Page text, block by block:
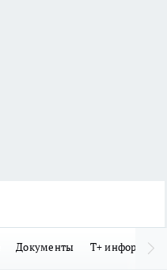
Документы Т+